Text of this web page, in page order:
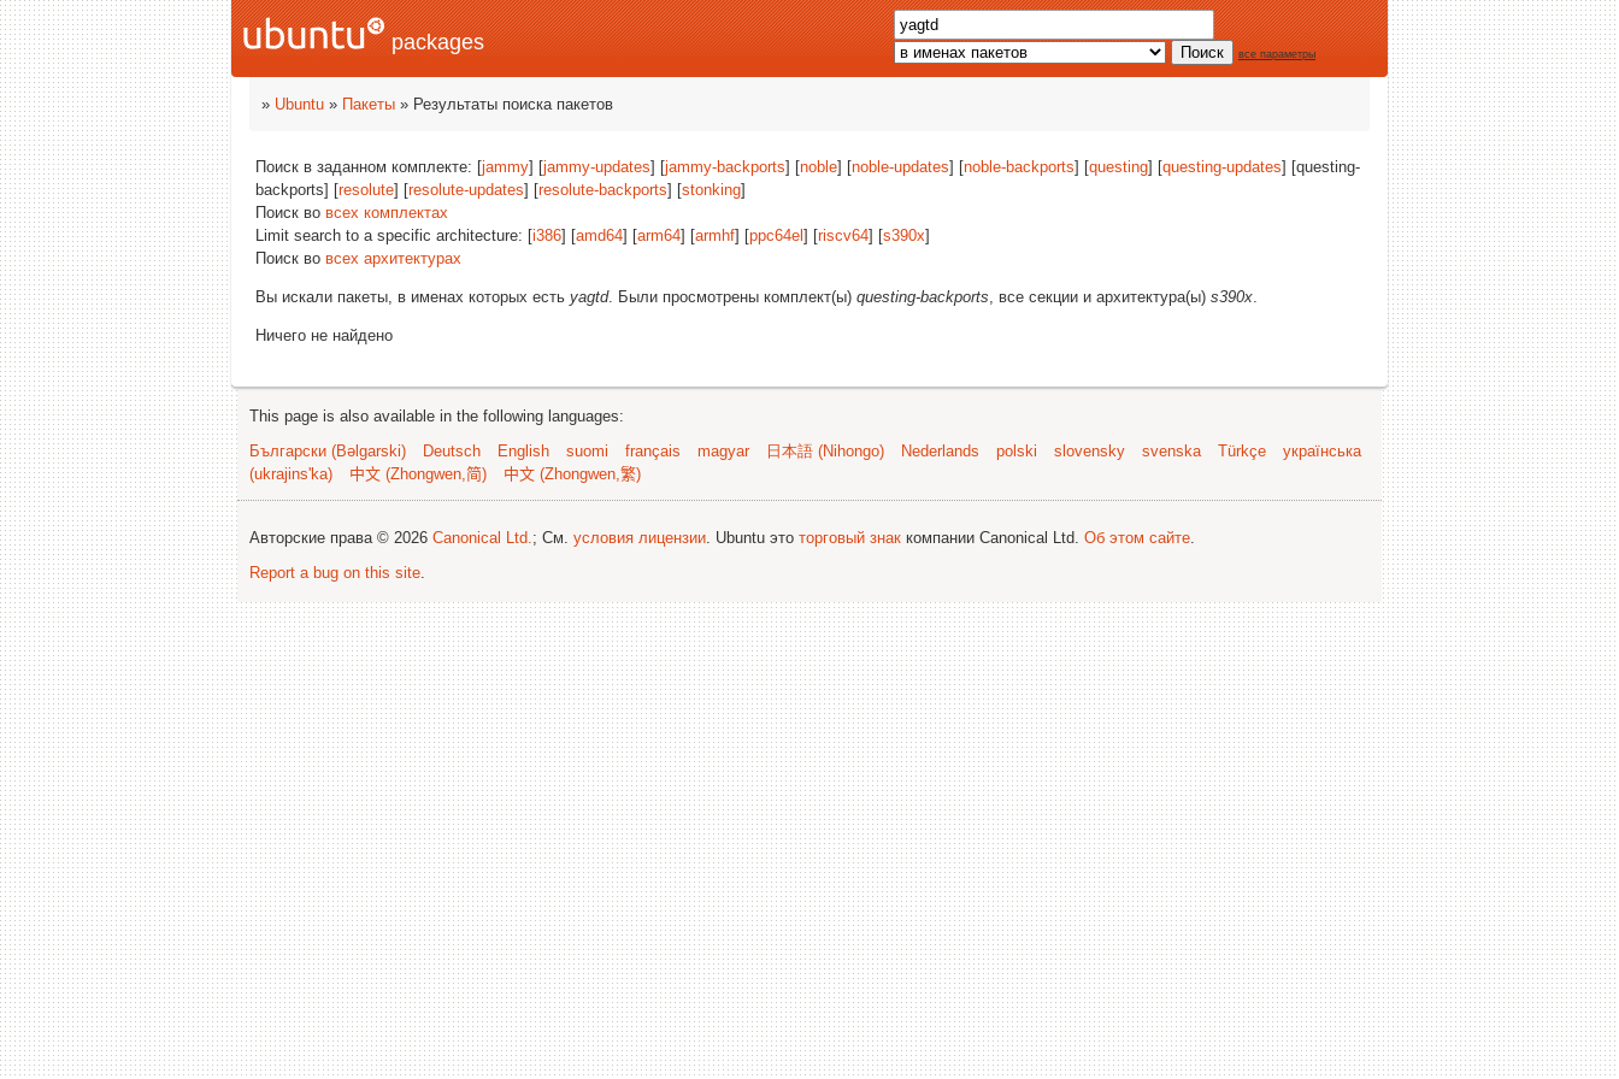
packages все параметры
» Ubuntu » Пакеты » Результаты поиска пакетов
Поиск в заданном комплекте: [jammy] [jammy-updates] [jammy-backports] [noble] [noble-updates] [noble-backports] [questing] [questing-updates] [questing-
backports] [resolute] [resolute-updates] [resolute-backports] [stonking]
Поиск во всех комплектах
Limit search to a specific architecture: [i386] [amd64] [arm64] [armhf] [ppc64el ] [riscv64] [s390x]
Поиск во всех архитектурах
Вы искали пакеты, в именах которых есть yagtd. Были просмотрены комплект(ы) questing-backports, все секции и архитектура(ы) s390x.
Ничего не найдено
This page is also available in the following languages:
Български (Bəlgarski)
Deutsch English suomi français magyar 日本語 (Nihongo) Nederlands polski slovensky svenska Türkçe
українська
(ukrajins'ka)
中文 (Zhongwen,简) 中文 (Zhongwen,繁)
Авторские права © 2026 Canonical Ltd.; См. условия лицензии. Ubuntu это торговый знак компании Canonical Ltd. Об этом сайте.
Report a bug on this site.